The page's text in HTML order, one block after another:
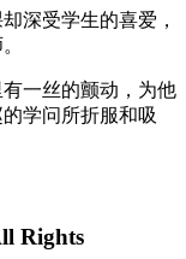
深受学生的喜爱，
一丝的颤动，为他
学问所折服和吸
Rights